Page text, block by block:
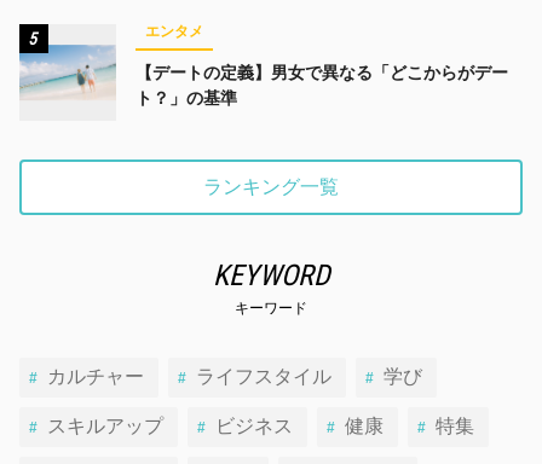
5 エンタメ
【デートの定義】男女で異なる「どこからがデー
ト？」の基準
ランキング一覧
KEYWORD
キーワード
カルチャー ライフスタイル 学び
スキルアップ ビジネス 健康 特集